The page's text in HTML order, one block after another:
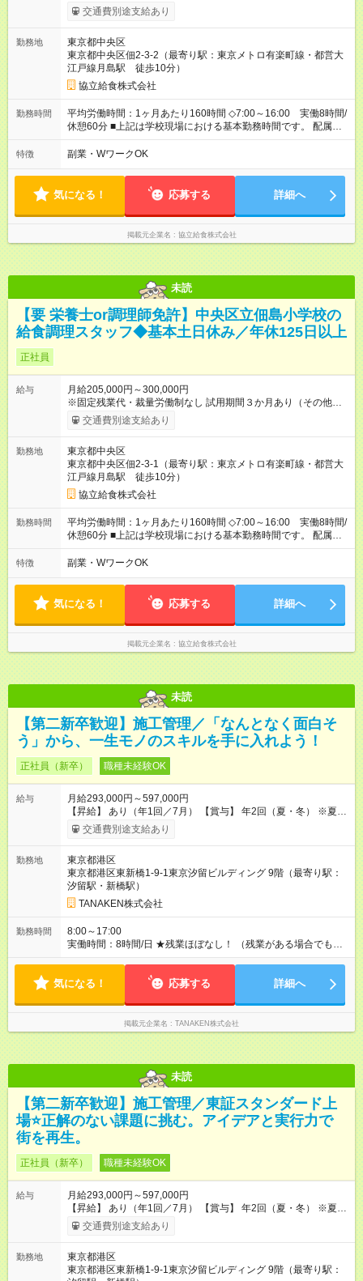
用条件に変更無し） 賞与あり（年２回） 交通費支給（社内規定
による） 【試用期間】試用期間あり 試用期間の長さ：3ヶ月 雇
交通費別途支給あり
勤務地
東京都中央区
東京都中央区佃2-3-2（最寄り駅：東京メトロ有楽町線・都営大
江戸線月島駅 徒歩10分）
協立給食株式会社
勤務時間
平均労働時間：1ヶ月あたり160時間 ◇7:00～16:00 実働8時間/
休憩60分 ■上記は学校現場における基本勤務時間です。 配属先
により始業時間・終業時間が多少前後します。 ■学校現場配属の
社員を対象に、1年単位の変形労働時間制を導入しております。
れます。 平均労働時間：1ヶ月あたり160時間 ◇7:00～16:00
実働8時間/休憩60分 ■上記は学校現場における基本勤務時間で
す。 配属先により始業時間・終業時間が多少前後します。 ■学
校現場配属の社員を対象に、1年単位の変形労働時間制を導入し
ております。 ■労働時間8時間未満となる勤務日でも、「1日勤
務」として扱われます。
特徴 副業・WワークOK
気になる！ 応募する 詳細へ
掲載元企業名 協立給食株式会社
未読
【要 栄養士or調理師免許】中央区立佃島小学校の
給食調理スタッフ◆基本土日休み／年休125日以上
正社員
給与
月給205,000円～300,000円
※固定残業代・裁量労働制なし 試用期間３か月あり（その他雇
用条件に変更無し） 賞与あり（年２回） 交通費支給（社内規定
による） 【試用期間】試用期間あり 試用期間の長さ：3ヶ月 雇
交通費別途支給あり
勤務地
東京都中央区
東京都中央区佃2-3-1（最寄り駅：東京メトロ有楽町線・都営大
江戸線月島駅 徒歩10分）
協立給食株式会社
勤務時間
平均労働時間：1ヶ月あたり160時間 ◇7:00～16:00 実働8時間/
休憩60分 ■上記は学校現場における基本勤務時間です。 配属先
により始業時間・終業時間が多少前後します。 ■学校現場配属の
社員を対象に、1年単位の変形労働時間制を導入しております。
れます。 平均労働時間：1ヶ月あたり160時間 ◇7:00～16:00
実働8時間/休憩60分 ■上記は学校現場における基本勤務時間で
す。 配属先により始業時間・終業時間が多少前後します。 ■学
校現場配属の社員を対象に、1年単位の変形労働時間制を導入し
ております。 ■労働時間8時間未満となる勤務日でも、「1日勤
務」として扱われます。
特徴 副業・WワークOK
気になる！ 応募する 詳細へ
掲載元企業名 協立給食株式会社
未読
【第二新卒歓迎】施工管理／「なんとなく面白そ
う」から、一生モノのスキルを手に入れよう！
正社員（新卒） 職種未経験OK
給与
月給293,000円～597,000円
【昇給】 あり（年1回／7月） 【賞与】 年2回（夏・冬） ※夏季
は業績インセンティブとして支給 【手当】 ◆時間外手当（全額
支給） ◆休日出勤手当 ◆職能手当（月額）：監理技術者／3万
／1万円、2級建築士・建築施工管理技士・土木施工管理技士・
建設機械施工管理技士／1万円、1級建築士・建築施工管理技
士・土木施工管理技士・建設機械施工管理技士／2万円 ※上限2
万円 ◆家族手当（月額）：子1人につき2万円（人数制限なし）
◆家賃手当（月額）：新卒最長8年間、上限3万円（その他条件あ
り） 【試用期間】試用期間あり 試用期間の長さ：3ヶ月 雇用形
態、給与は本採用時と同じです。
交通費別途支給あり
勤務地
東京都港区
東京都港区東新橋1-9-1東京汐留ビルディング 9階（最寄り駅：
汐留駅・新橋駅）
TANAKEN株式会社
勤務時間
8:00～17:00
実働時間：8時間/日 ★残業ほぼなし！ （残業がある場合でも、1
日1時間程度）
気になる！ 応募する 詳細へ
掲載元企業名 TANAKEN株式会社
未読
【第二新卒歓迎】施工管理／東証スタンダード上
場⭐正解のない課題に挑む。アイデアと実行力で
街を再生。
正社員（新卒） 職種未経験OK
給与
月給293,000円～597,000円
【昇給】 あり（年1回／7月） 【賞与】 年2回（夏・冬） ※夏季
は業績インセンティブとして支給 【手当】 ◆時間外手当（全額
支給） ◆休日出勤手当 ◆職能手当（月額）：監理技術者／3万
／1万円、2級建築士・建築施工管理技士・土木施工管理技士・
建設機械施工管理技士／1万円、1級建築士・建築施工管理技
交通費別途支給あり
勤務地
東京都港区
東京都港区東新橋1-9-1東京汐留ビルディング 9階（最寄り駅：